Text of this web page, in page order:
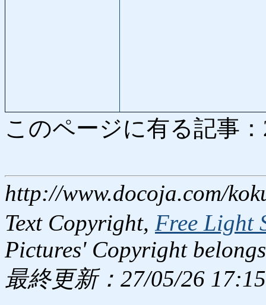
このページに有る記事
http://www.docoja.com/
Text Copyright, Free Light
Pictures' Copyright
最終更新：27/05/26 17:15